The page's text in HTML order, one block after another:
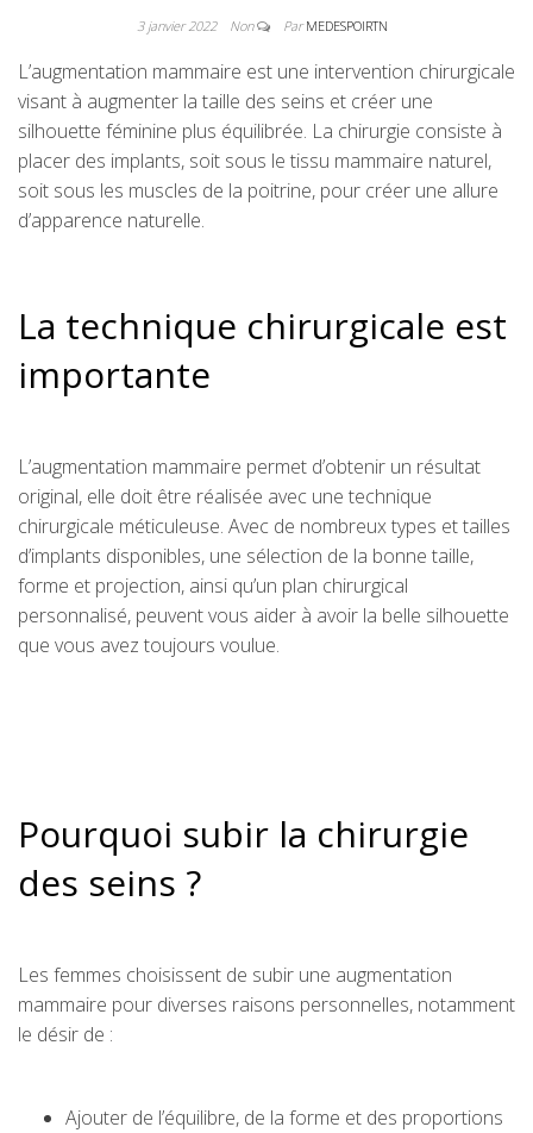
3 janvier 2022 Non ParMEDESPOIRTN
L’augmentation mammaire est une intervention chirurgicale
visant à augmenter la taille des seins et créer une
silhouette féminine plus équilibrée. La chirurgie consiste à
placer des implants, soit sous le tissu mammaire naturel,
soit sous les muscles de la poitrine, pour créer une allure
d’apparence naturelle.
La technique chirurgicale est
importante
L’augmentation mammaire permet d’obtenir un résultat
original, elle doit être réalisée avec une technique
chirurgicale méticuleuse. Avec de nombreux types et tailles
d’implants disponibles, une sélection de la bonne taille,
forme et projection, ainsi qu’un plan chirurgical
personnalisé, peuvent vous aider à avoir la belle silhouette
que vous avez toujours voulue.
Pourquoi subir la chirurgie
des seins ?
Les femmes choisissent de subir une augmentation
mammaire pour diverses raisons personnelles, notamment
le désir de :
Ajouter de l’équilibre, de la forme et des proportions